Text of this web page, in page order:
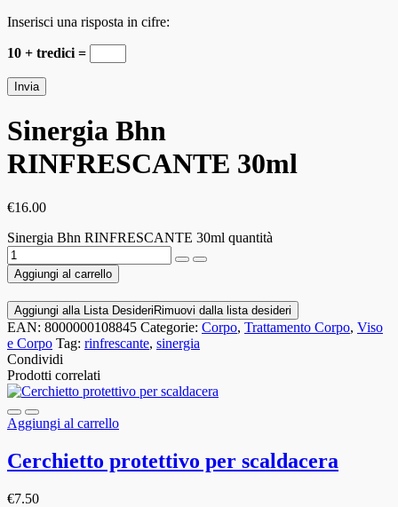
Inserisci una risposta in cifre:
10 + tredici =
Sinergia Bhn
RINFRESCANTE 30ml
€16.00
Sinergia Bhn RINFRESCANTE 30ml quantità
Aggiungi al carrello
Aggiungi alla Lista Desideri Rimuovi dalla lista desideri
EAN: 8000000108845 Categorie: Corpo, Trattamento Corpo, Viso
e Corpo Tag: rinfrescante, sinergia
Condividi
Prodotti correlati
Aggiungi al carrello
Cerchietto protettivo per scaldacera
€7.50